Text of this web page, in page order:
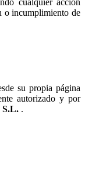
cualquier acción
o incumplimiento de
su propia página
autorizado y por
.